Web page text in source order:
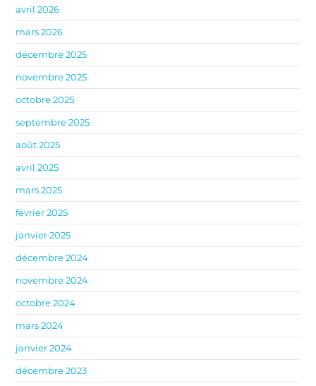
avril 2026
mars 2026
décembre 2025
novembre 2025
octobre 2025
septembre 2025
août 2025
avril 2025
mars 2025
février 2025
janvier 2025
décembre 2024
novembre 2024
octobre 2024
mars 2024
janvier 2024
décembre 2023